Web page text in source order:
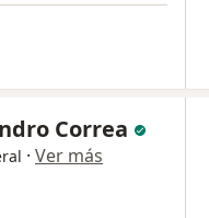
Correa
· Ver más